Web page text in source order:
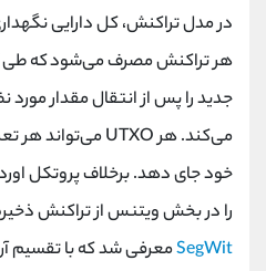
در مدل تراکنش، کل دارایی
هر تراکنش مصرف می‌شود که طی
جدید را پس از انتقال مقدار مورد
می‌کند. هرUTXOمی‌تواند هر
خود جای دهد. برخلاف پروتکل
را در بخش ویتنس از تراکنش
SegWitمعرفی شد که با تقسیم